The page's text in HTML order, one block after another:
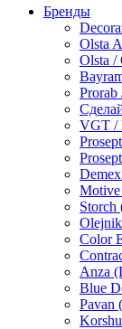
Бренды
Olsta
Olsta /
VGT /
Storch
Color
Anza
Blue
Pavan